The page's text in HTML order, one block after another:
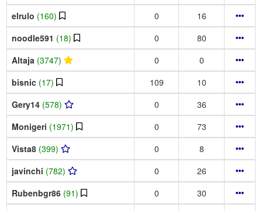
elrulo (160) 0
16
noodle591 (18) 0
80
Altaja (3747) 0
0
bisnic (17) 109
10
Gery14 (578) 0
36
Monigeri (1971) 0
73
Vista8 (399) 0
8
javinchi (782) 0
26
Rubenbgr86 (91) 0
30